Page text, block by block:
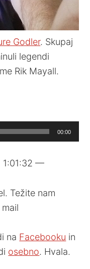
Godler. Skupaj
legendi
Rik Mayall.
00:00
1:01:32 —
Težite nam
na Facebooku in
osebno. Hvala.